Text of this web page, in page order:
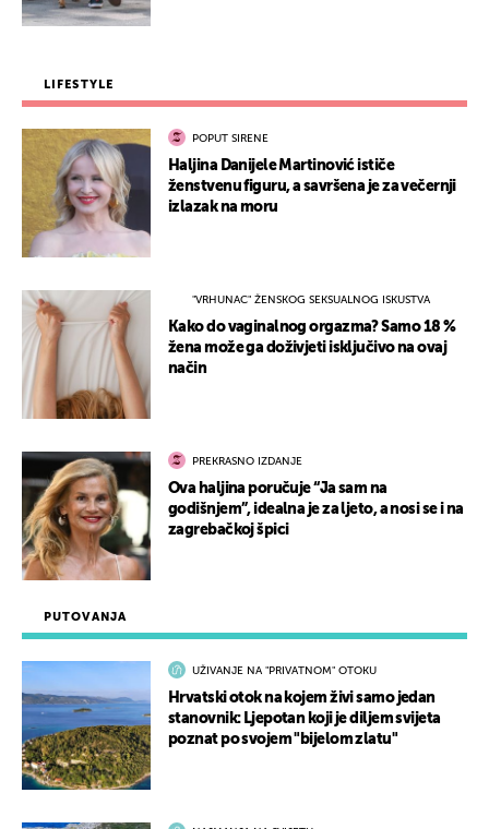
PUTOVANJA
UŽIVANJE NA "PRIVATNOM" OTOKU
Hrvatski otok na kojem živi samo jedan
stanovnik: Ljepotan koji je diljem svijeta
poznat po svojem "bijelom zlatu"
LIFESTYLE
POPUT SIRENE
Haljina Danijele Martinović ističe
ženstvenu figuru, a savršena je za večernji
izlazak na moru
"VRHUNAC" ŽENSKOG SEKSUALNOG ISKUSTVA
Kako do vaginalnog orgazma? Samo 18 %
žena može ga doživjeti isključivo na ovaj
način
PREKRASNO IZDANJE
Ova haljina poručuje “Ja sam na
godišnjem”, idealna je za ljeto, a nosi se i na
zagrebačkoj špici